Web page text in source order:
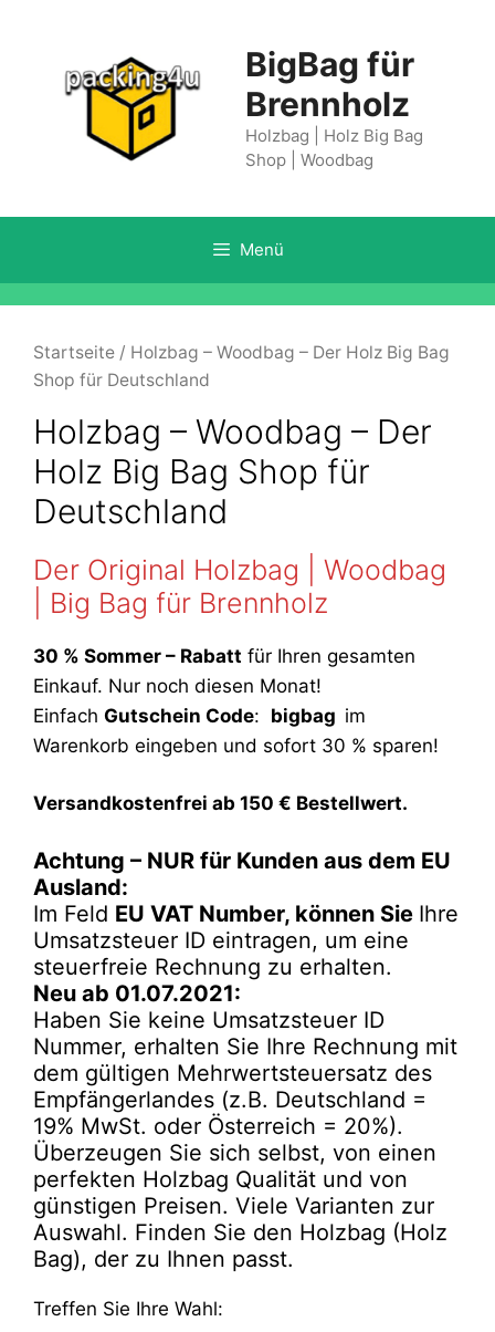
BigBag für
Brennholz
Holzbag | Holz Big Bag
Shop | Woodbag
Menü
Startseite / Holzbag – Woodbag – Der Holz Big Bag
Shop für Deutschland
Holzbag – Woodbag – Der
Holz Big Bag Shop für
Deutschland
Der Original Holzbag | Woodbag
| Big Bag für Brennholz
30 % Sommer – Rabatt für Ihren gesamten
Einkauf. Nur noch diesen Monat!
Einfach Gutschein Code: bigbag im
Warenkorb eingeben und sofort 30 % sparen!
Versandkostenfrei ab 150 € Bestellwert.
Achtung – NUR für Kunden aus dem EU
Ausland:
Im Feld EU VAT Number, können Sie Ihre
Umsatzsteuer ID eintragen, um eine
steuerfreie Rechnung zu erhalten.
Neu ab 01.07.2021:
Haben Sie keine Umsatzsteuer ID
Nummer, erhalten Sie Ihre Rechnung mit
dem gültigen Mehrwertsteuersatz des
Empfängerlandes (z.B. Deutschland =
19% MwSt. oder Österreich = 20%).
Überzeugen Sie sich selbst, von einen
perfekten Holzbag Qualität und von
günstigen Preisen. Viele Varianten zur
Auswahl. Finden Sie den Holzbag (Holz
Bag), der zu Ihnen passt.
Treffen Sie Ihre Wahl: